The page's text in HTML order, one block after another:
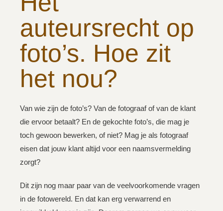
auteursrecht op
foto’s. Hoe zit
het nou?
Van wie zijn de foto’s? Van de fotograaf of van de klant
die ervoor betaalt? En de gekochte foto’s, die mag je
toch gewoon bewerken, of niet? Mag je als fotograaf
eisen dat jouw klant altijd voor een naamsvermelding
zorgt?
Dit zijn nog maar paar van de veelvoorkomende vragen
in de fotowereld. En dat kan erg verwarrend en